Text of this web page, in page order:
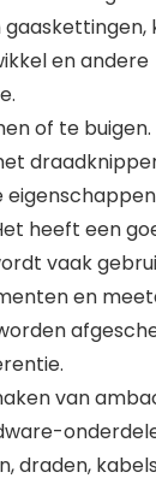
en andere
of te
heeft een
vaak
en
van
draden,